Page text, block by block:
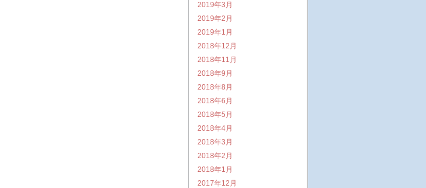
2019年3月
2019年2月
2019年1月
2018年12月
2018年11月
2018年9月
2018年8月
2018年6月
2018年5月
2018年4月
2018年3月
2018年2月
2018年1月
2017年12月